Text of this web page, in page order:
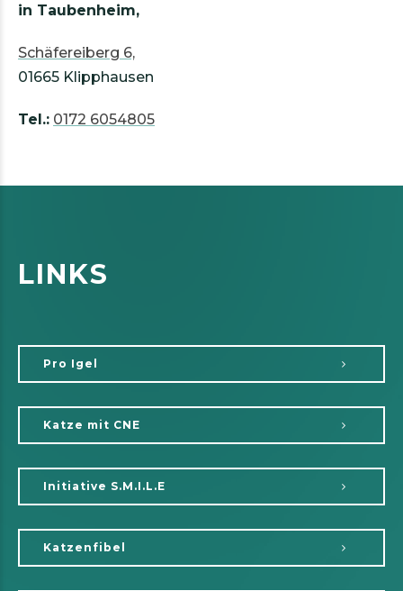
in Taubenheim,
Schäfereiberg 6,
01665 Klipphausen
Tel.: 0172 6054805
LINKS
Pro Igel
Katze mit CNE
Initiative S.M.I.L.E
Katzenfibel